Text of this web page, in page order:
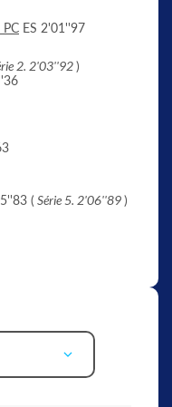
ES 2'01''97
2. 2'03''92)
( Série 5. 2'06''89)